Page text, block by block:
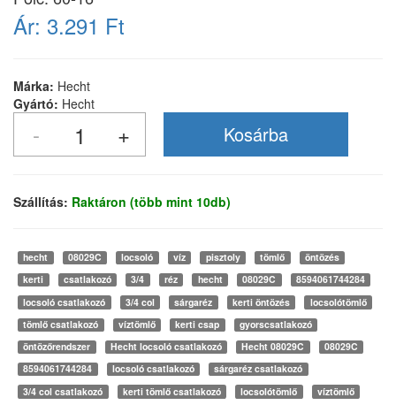
Ár: 3.291 Ft
Márka: Hecht
Gyártó: Hecht
Szállítás: Raktáron (több mint 10db)
hecht 08029C locsoló víz pisztoly tömlő
öntözés
kerti
csatlakozó 3/4 réz hecht 08029C
8594061744284
locsoló csatlakozó
3/4 col sárgaréz kerti öntözés
locsolótömlő
tömlő csatlakozó
víztömlő kerti csap
gyorscsatlakozó
öntözőrendszer
Hecht locsoló csatlakozó Hecht 08029C
08029C
8594061744284
locsoló csatlakozó
sárgaréz csatlakozó
3/4 col csatlakozó
kerti tömlő csatlakozó locsolótömlő
víztömlő